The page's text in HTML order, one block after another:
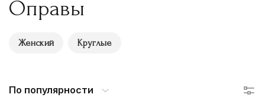
Оправы
Женский Круглые
По популярности